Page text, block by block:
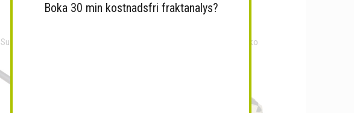
Sublimerade matchtröjor... Xtep Pro Sportsko Tennissko
Boka 30 min kostnadsfri fraktanalys?